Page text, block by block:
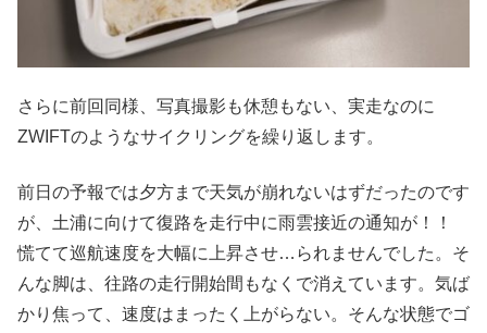
さらに前回同様、写真撮影も休憩もない、実走なのに
ZWIFTのようなサイクリングを繰り返します。
前日の予報では夕方まで天気が崩れないはずだったのです
が、土浦に向けて復路を走行中に雨雲接近の通知が！！
慌てて巡航速度を大幅に上昇させ…られませんでした。そ
んな脚は、往路の走行開始間もなくで消えています。気ば
かり焦って、速度はまったく上がらない。そんな状態でゴ